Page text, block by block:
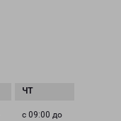
с 09:00 до